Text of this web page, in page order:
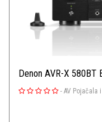
Denon AVR-X 580BT
- AV Pojačala